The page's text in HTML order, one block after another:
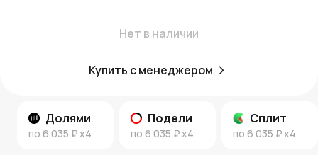
Нет в наличии
Купить с менеджером
Долями
по 6 035 ₽x4
Подели
по 6 035 ₽x4
Сплит
по 6 035 ₽x4